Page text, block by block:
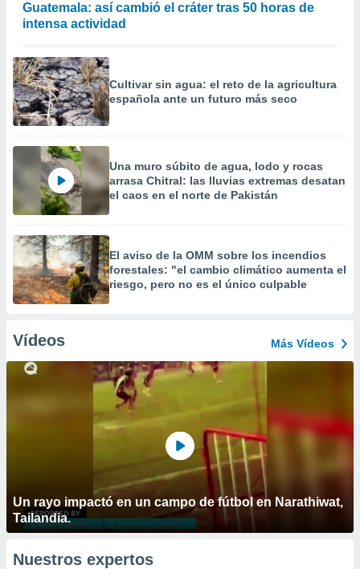
Guatemala: así cambió el cráter tras 50 horas de
intensa actividad
Cultivar sin agua: el reto de la agricultura
española ante un futuro más seco
Una muro súbito de agua, lodo y rocas
arrasa Chitral: las lluvias extremas desatan
el caos en el norte de Pakistán
El aviso de la OMM sobre los incendios
forestales: "el cambio climático aumenta el
riesgo, pero no es el único culpable
Vídeos Más Vídeos
Un rayo impactó en un campo de fútbol en Narathiwat,
Tailandia.
Nuestros expertos